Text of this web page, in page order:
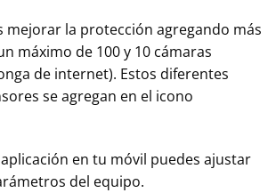
mejorar la protección agregando más
máximo de 100 y 10 cámaras
de internet). Estos diferentes
se agregan en el icono
en tu móvil puedes ajustar
del equipo.